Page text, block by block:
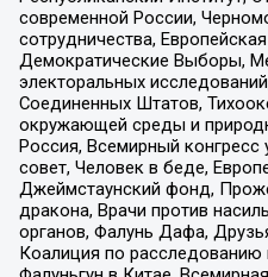
современной России,
сотрудничества,
Демократические Выборы,
электоральных
Соединенных Штатов,
окружающей среды и
Россия, Всемирный конгресс
совет, Человек в беде,
Джеймстаунский фонд,
дракона, Врачи против
органов, Фалунь Дафа,
Коалиция по